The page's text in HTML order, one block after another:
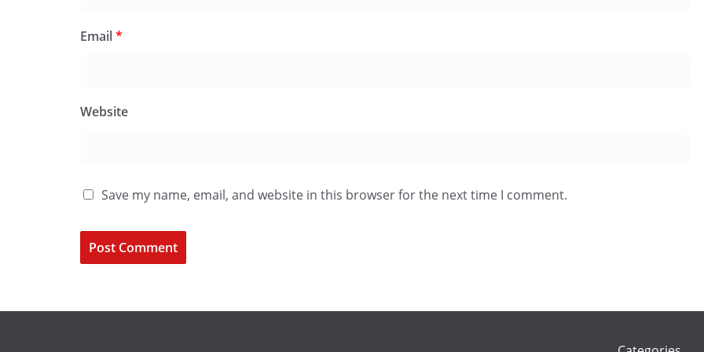
Email*
Website
Save my name, email, and website in this browser for the next time I comment.